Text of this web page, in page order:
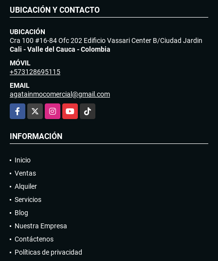
UBICACIÓN Y CONTACTO
UBICACIÓN
Cra 100 #16-84 Ofc 202 Edificio Vassari Center B/Ciudad Jardin
Cali - Valle del Cauca - Colombia
MÓVIL
+573128695115
EMAIL
agatainmocomercial@gmail.com
Facebook
InstagramYouTubeTikTok
INFORMACIÓN
Inicio
Ventas
Alquiler
Servicios
Blog
Nuestra Empresa
Contáctenos
Políticas de privacidad